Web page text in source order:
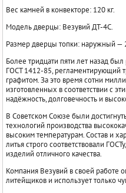
Вес камней в конвекторе: 120 кг.
Модель дверцы: Везувий ДТ-4С.
Размер дверцы топки: наружный —
Более тридцати пяти лет назад
ГОСТ 1412-85, регламентирующий
графитом. За это время сотни
изготовленных в соответствии с
надёжность, долговечность и
В Советском Союзе были
технологий производства
высоким температурам. Состав и
литья строго соответствовали
изделий отличного качества.
Компания Везувий в своей работе
литейщиков и использует только